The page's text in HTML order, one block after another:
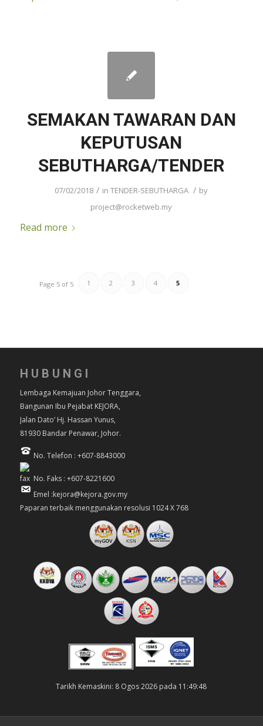
SEMAKAN TAWARAN DAN
KEPUTUSAN
SEBUTHARGA/TENDER
07/02/2018 / inTENDER-SEBUTHARGA / by
project@rocketweb.my
Read more
Page 5 of 5 1 2 3 4 5
HUBUNGI
Lembaga Kemajuan Johor Tenggara,
Bangunan Ibu Pejabat KEJORA,
Jalan Dato’ Hj. Hassan Yunus,
81930 Bandar Penawar, Johor.
No. Telefon : +607-8843000
No. Faks : +607-8221600
Emel :kejora@kejora.gov.my
Paparan terbaik menggunakan resolusi 1024 X 768
Tarikh Kemaskini: 8 Ogos 2026 pada 11:49:48